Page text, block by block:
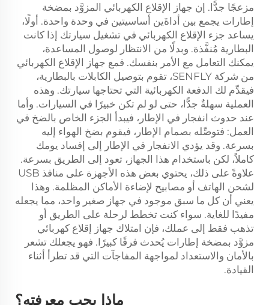
مزعجًا جدًّا. إن جهاز الإقلاع الكهربائي المزوَّد بمضخة
إطارات يجمع بين أداةَين أساسيتين في وحدة واحدة. أولًا،
يساعد جزء الإقلاع الكهربائي في تشغيل سيارتك إذا كانت
البطارية مُنفَّذة. وبدلًا من الانتظار لوصول المساعدة،
يمكنك التعامل مع الأمر بنفسك. فمع جهاز الإقلاع الكهربائي
من شركة SENFLY، تقوم بتوصيل الكابلات بالبطارية،
فيقدِّم لك الدفعة الكهربائية التي تحتاجها سيارتك. وهذه
العملية سهلةٌ جدًّا، حتى لو لم تكن خبيرًا في السيارات. وأما
عند حدوث انفجار في الإطار، فيبدأ الجزء الخاص بالضخ في
العمل: فتوصِّله بصمام الإطار، فيقوم بضخ الهواء إليه
بسرعة. وقد يؤدي الانفجار في الإطار إلى إفساد يومك
كاملاً، لكن باستخدام هذا الجهاز، تعود إلى الطريق بسرعة.
علاوةً على ذلك، يحتوي بعض هذه الأجهزة على منافذ USB
لشحن الهاتف أو مصابيح لإضاءة الأماكن المظلمة. وهذا
يعني أن كل ما سبق موجود في جهاز صغير واحد، مما يجعله
مفيدًا للغاية. سواء كنت تخطط لرحلة على الطريق أو
تذهب فقط إلى عملك، فإن امتلاك جهاز إقلاع كهربائي
مزوَّد بمضخة إطارات يُحدث فرقًا كبيرًا. فهو يجعلك تشعر
بالأمان والاستعداد لمواجهة المفاجآت التي قد تطرأ أثناء
القيادة.
ماذا يجب معرفته؟